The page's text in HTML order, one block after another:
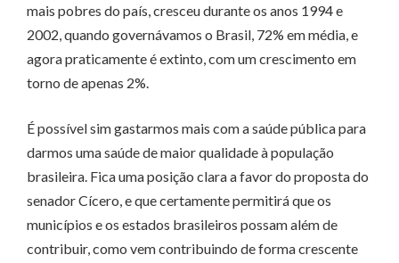
mais pobres do país, cresceu durante os anos 1994 e
2002, quando governávamos o Brasil, 72% em média, e
agora praticamente é extinto, com um crescimento em
torno de apenas 2%.
É possível sim gastarmos mais com a saúde pública para
darmos uma saúde de maior qualidade à população
brasileira. Fica uma posição clara a favor do proposta do
senador Cícero, e que certamente permitirá que os
municípios e os estados brasileiros possam além de
contribuir, como vem contribuindo de forma crescente